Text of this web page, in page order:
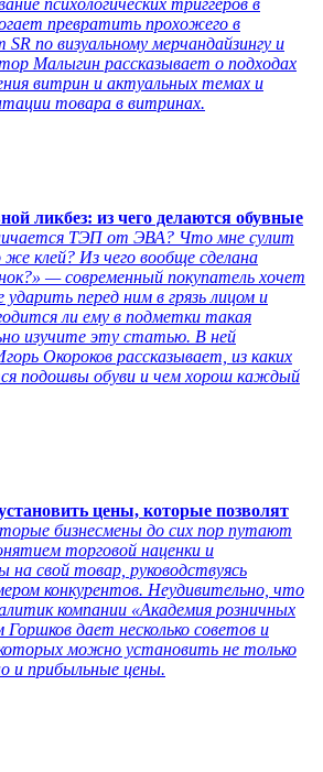
психологических триггеров в
превратить прохожего в
по визуальному мерчандайзингу и
Малыгин рассказывает о подходах
витрин и актуальных темах и
товара в витринах.
ликбез: из чего делаются обувные
ТЭП от ЭВА? Что мне сулит
клей? Из чего вообще сделана
— современный покупатель хочет
перед ним в грязь лицом и
ли ему в подметки такая
изучите эту статью. В ней
Окороков рассказывает, из каких
подошвы обуви и чем хорош каждый
цены, которые позволят
бизнесмены до сих пор путают
торговой наценки и
на свой товар, руководствуясь
конкурентов. Неудивительно, что
компании «Академия розничных
дает несколько советов и
можно установить не только
и прибыльные цены.